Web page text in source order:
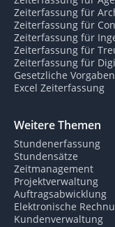
Zeiterfassung für
Zeiterfassung für
Zeiterfassung für
Zeiterfassung für
Zeiterfassung für
Gesetzliche
Excel Zeiterfassung
Weitere Themen
Stundenerfassung
Stundensätze
Zeitmanagement
Projektverwaltung
Auftragsabwicklung
Elektronische
Kundenverwaltung